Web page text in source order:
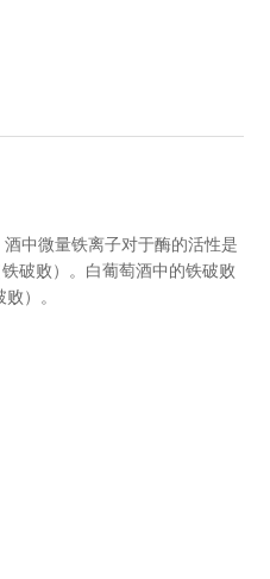
中微量铁离子对于酶的活性是
破败）。白葡萄酒中的铁破败
）。